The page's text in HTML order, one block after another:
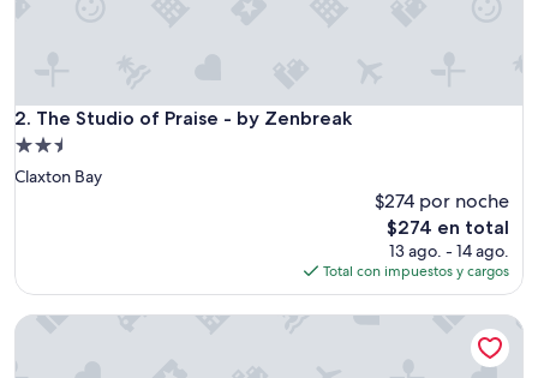
2. The Studio of Praise - by Zenbreak
The Studio of Praise - by Zenbreak
Propiedad
de
Claxton Bay
$274 por noche
El
precio
actual
es
de
$274 en total
13 ago. - 14 ago.
Total con impuestos y cargos
Sunflower Apartments Trinidad